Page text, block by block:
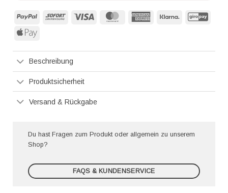
PayPal Sofort Visa MasterCard AmericanKlarna
Apple
Beschreibung
Produktsicherheit
Versand & Rückgabe
Du hast Fragen zum Produkt oder allgemein zu unserem
Shop?
FAQS & KUNDENSERVICE